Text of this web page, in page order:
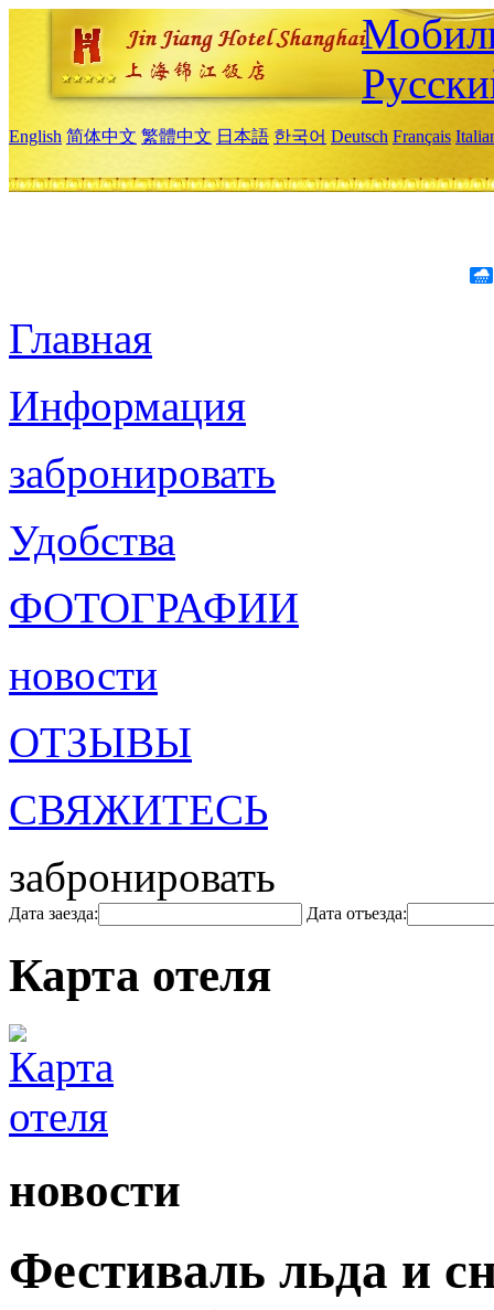
English 简体中文 繁體中文 日本語 한국어 Deutsch Français
Главная
Информация
забронировать
Удобства
ФОТОГРАФИИ
новости
ОТЗЫВЫ
СВЯЖИТЕСЬ
забронировать
Дата заезда: Дата отъезда:
Карта отеля
новости
Фестиваль льда и